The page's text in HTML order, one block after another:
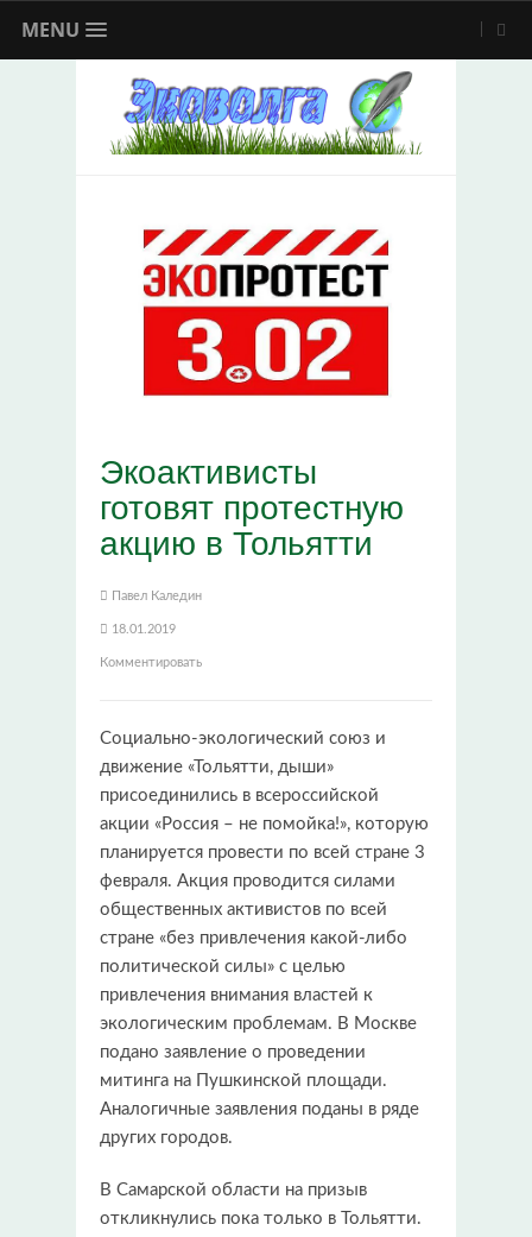
MENU
Экоактивисты
готовят протестную
акцию в Тольятти
Павел Каледин
18.01.2019
Комментировать
Социально-экологический союз и
движение «Тольятти, дыши»
присоединились в всероссийской
акции «Россия – не помойка!», которую
планируется провести по всей стране 3
февраля. Акция проводится силами
общественных активистов по всей
стране «без привлечения какой-либо
политической силы» с целью
привлечения внимания властей к
экологическим проблемам. В Москве
подано заявление о проведении
митинга на Пушкинской площади.
Аналогичные заявления поданы в ряде
других городов.
В Самарской области на призыв
откликнулись пока только в Тольятти.